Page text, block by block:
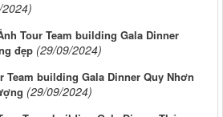
Tour Team building Gala Dinner
đẹp (29/09/2024)
Team building Gala Dinner Quy Nhơn
(29/09/2024)